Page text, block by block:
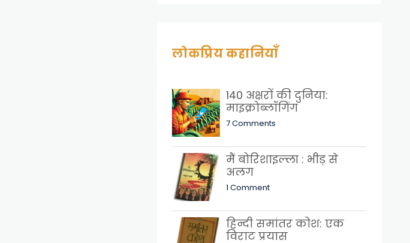
लोकप्रिय कहानियाँ
140 अक्षरों की दुनिया:
माइक्रोब्लॉगिंग
7 Comments
मैं बोरिशाइल्ला : भीड़ से
अलग
1 Comment
हिन्दी समांतर कोश: एक
विराट प्रयास